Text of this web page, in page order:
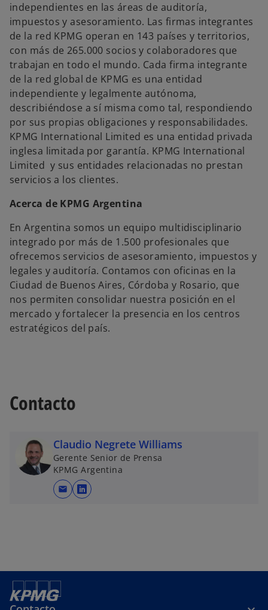
independientes en las áreas de auditoría,
impuestos y asesoramiento. Las firmas integrantes
de la red KPMG operan en 143 países y territorios,
con más de 265.000 socios y colaboradores que
trabajan en todo el mundo. Cada firma integrante
de la red global de KPMG es una entidad
independiente y legalmente autónoma,
describiéndose a sí misma como tal, respondiendo
por sus propias obligaciones y responsabilidades.
KPMG International Limited es una entidad privada
inglesa limitada por garantía. KPMG International
Limited y sus entidades relacionadas no prestan
servicios a los clientes.
Acerca de KPMG Argentina
En Argentina somos un equipo multidisciplinario
integrado por más de 1.500 profesionales que
ofrecemos servicios de asesoramiento, impuestos y
legales y auditoría. Contamos con oficinas en la
Ciudad de Buenos Aires, Córdoba y Rosario, que
nos permiten consolidar nuestra posición en el
mercado y fortalecer la presencia en los centros
estratégicos del país.
Contacto
Claudio Negrete Williams
Gerente Senior de Prensa
KPMG Argentina
mail
s